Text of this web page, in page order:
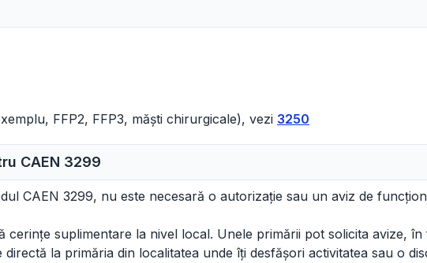
FFP2, FFP3, măști chirurgicale), vezi 3250
CAEN 3299
CAEN 3299, nu este necesară o autorizație sau un aviz de
suplimentare la nivel local. Unele primării pot solicita avize,
la primăria din localitatea unde îți desfășori activitatea sau o